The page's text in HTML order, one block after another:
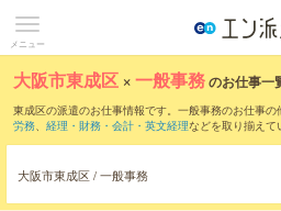
メニュー
大阪市東成区 ×一般事務のお仕事一
東成区の派遣のお仕事情報です。一般事務のお仕事の
労務、 経理・財務・会計・英文経理などを取り揃えて
大阪市東成区 / 一般事務